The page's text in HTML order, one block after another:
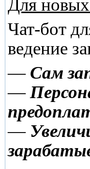
Для новых
Чат-бот
ведение
— Сам
—
—